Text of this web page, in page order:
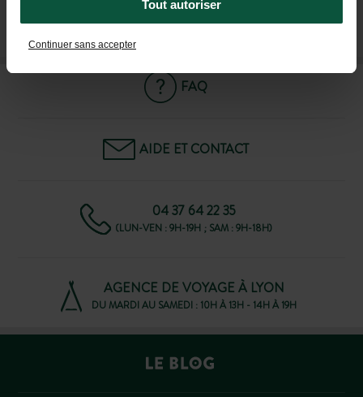
Tout autoriser
Continuer sans accepter
FAQ
AIDE ET CONTACT
04 37 64 22 35
(LUN-VEN : 9H-19H ; SAM : 9H-18H)
AGENCE DE VOYAGE À LYON
DU MARDI AU SAMEDI : 10H À 13H - 14H À 19H